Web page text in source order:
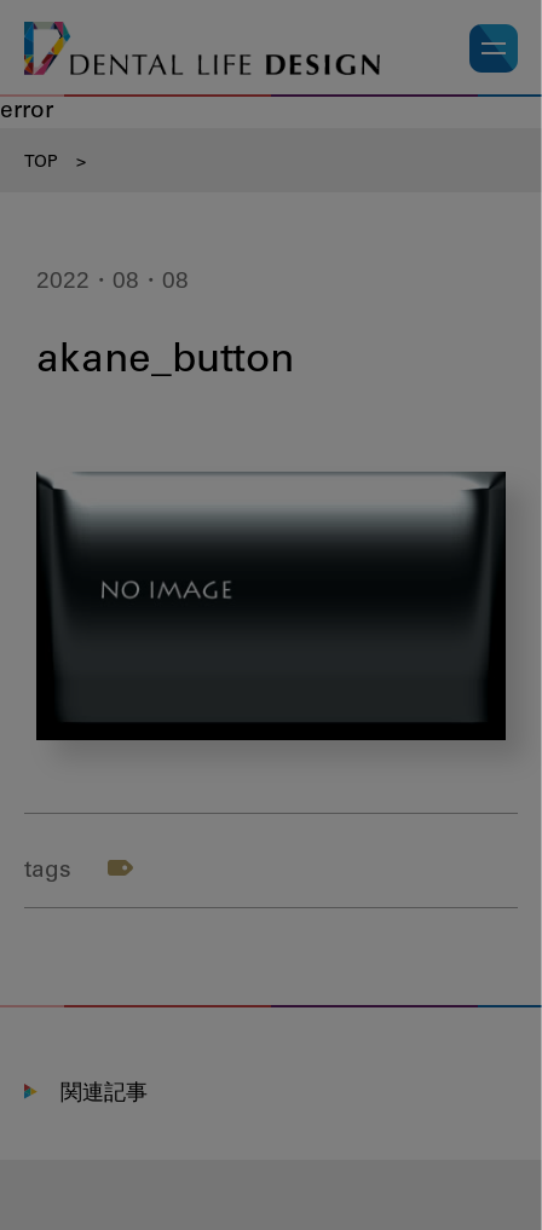
error
TOP >
2022・08・08
akane_button
tags
関連記事